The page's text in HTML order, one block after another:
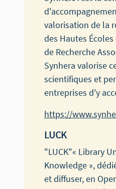
valorisation de la
des Hautes
de Recherche
Synhera valorise
scientifiques et
entreprises d'y
https://
LUCK
"LUCK"« Library
Knowledge »,
et diffuser, en